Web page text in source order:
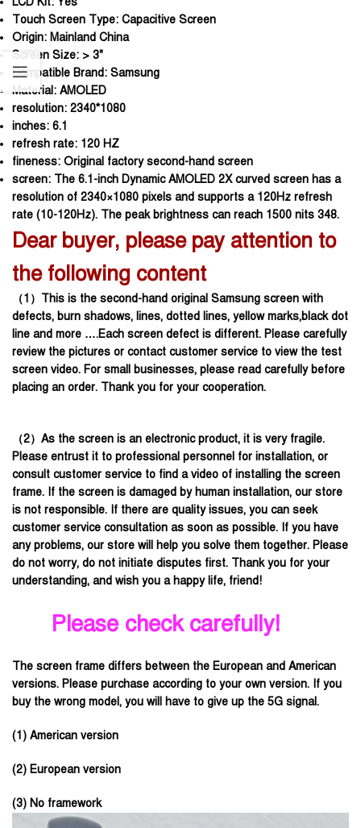
Touch Screen Type: Capacitive Screen
Origin: Mainland China
Screen Size: > 3"
Compatible Brand: Samsung
Material: AMOLED
resolution: 2340*1080
inches: 6.1
refresh rate: 120 HZ
fineness: Original factory second-hand screen
screen: The 6.1-inch Dynamic AMOLED 2X curved screen has a
resolution of 2340×1080 pixels and supports a 120Hz refresh
rate (10-120Hz). The peak brightness can reach 1500 nits 348.
Dear buyer, please pay attention to
the following content
（1）This is the second-hand original Samsung screen with
defects, burn shadows, lines, dotted lines, yellow marks,black dot
line and more ….Each screen defect is different. Please carefully
review the pictures or contact customer service to view the test
screen video. For small businesses, please read carefully before
placing an order. Thank you for your cooperation.
（2）As the screen is an electronic product, it is very fragile.
Please entrust it to professional personnel for installation, or
consult customer service to find a video of installing the screen
frame. If the screen is damaged by human installation, our store
is not responsible. If there are quality issues, you can seek
customer service consultation as soon as possible. If you have
any problems, our store will help you solve them together. Please
do not worry, do not initiate disputes first. Thank you for your
understanding, and wish you a happy life, friend!
Please check carefully!
The screen frame differs between the European and American
versions. Please purchase according to your own version. If you
buy the wrong model, you will have to give up the 5G signal.
(1) American version
(2) European version
(3) No framework